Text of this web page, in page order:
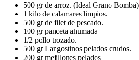
500 gr de arroz. (Ideal Grano Bomba)
1 kilo de calamares limpios.
500 gr de filet de pescado.
100 gr panceta ahumada
1/2 pollo trozado.
500 gr Langostinos pelados crudos.
200 gr mejillones pelados